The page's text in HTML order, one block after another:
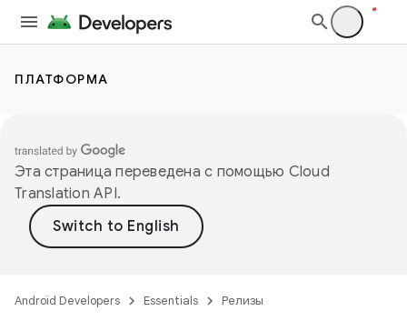
ПЛАТФОРМА
Эта страница переведена с помощью Cloud
Translation API.
Android Developers Essentials Релизы